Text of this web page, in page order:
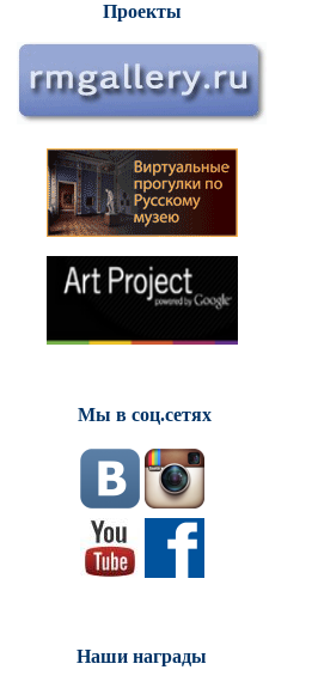
Проекты
Мы в соц.сетях
Наши награды